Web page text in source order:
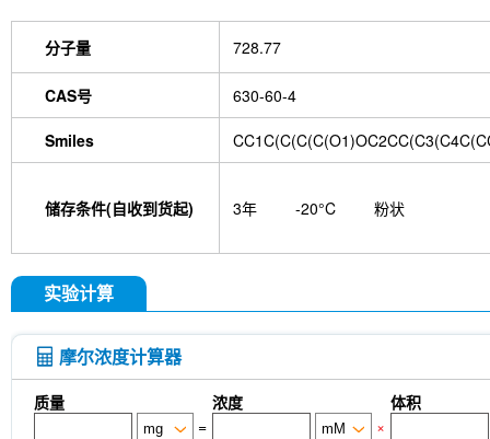
分子量 728.77
CAS号 630-60-4
Smiles
储存条件(自收到货起) 3年 -20°C 粉状
实验计算
摩尔浓度计算器
质量 浓度
体积
=
×